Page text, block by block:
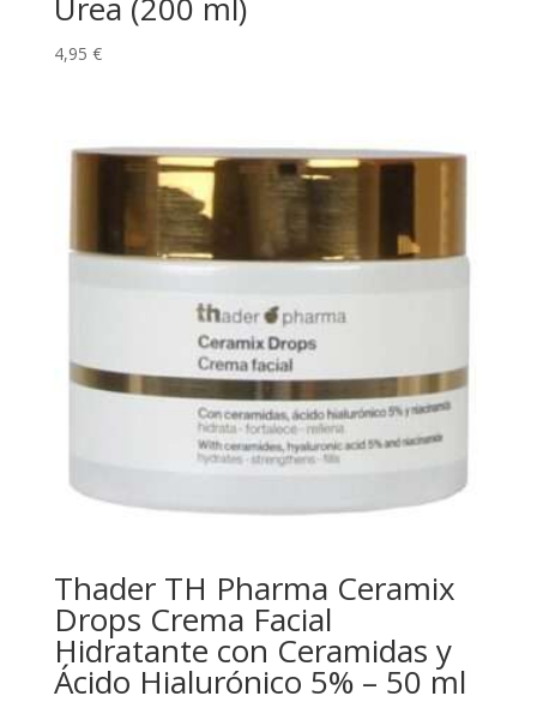
4,95 €
Thader TH Pharma Ceramix
Drops Crema Facial
Hidratante con Ceramidas y
Ácido Hialurónico 5% – 50 ml